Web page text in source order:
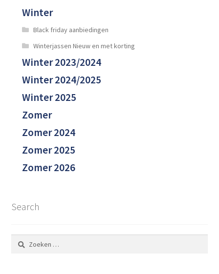
Winter
Black friday aanbiedingen
Winterjassen Nieuw en met korting
Winter 2023/2024
Winter 2024/2025
Winter 2025
Zomer
Zomer 2024
Zomer 2025
Zomer 2026
Search
Zoeken
naar: